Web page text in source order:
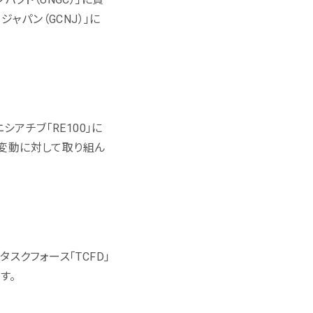
パン（GCNJ）」に
アチブ「RE100」に
動に対して取り組ん
クフォース「TCFD」
。